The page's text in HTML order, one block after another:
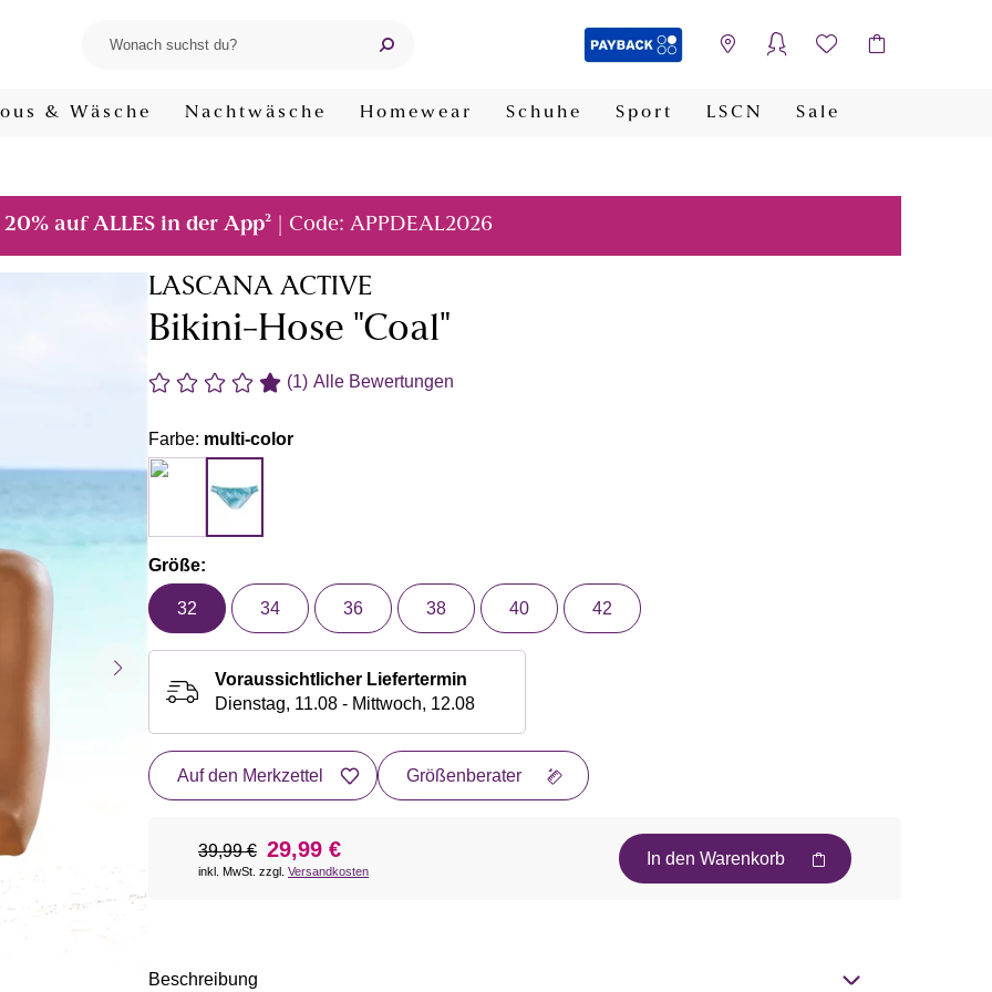
& Wäsche Nachtwäsche Homewear Schuhe Sport LSCN Sale
20% auf ALLES in der App²| Code: APPDEAL2026
LASCANA ACTIVE
Bikini-Hose "Coal"
(1) Alle Bewertungen
Farbe: multi-color
Größe:
32 34 36 38 40 42
Voraussichtlicher Liefertermin
Dienstag, 11.08 - Mittwoch, 12.08
Auf den Merkzettel Größenberater
39,99 € 29,99 €
inkl. MwSt. zzgl. Versandkosten
In den Warenkorb
Beschreibung